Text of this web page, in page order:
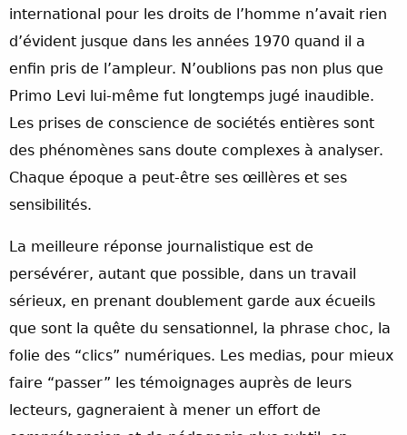
international pour les droits de l’homme n’avait rien
d’évident jusque dans les années 1970 quand il a
enfin pris de l’ampleur. N’oublions pas non plus que
Primo Levi lui-même fut longtemps jugé inaudible.
Les prises de conscience de sociétés entières sont
des phénomènes sans doute complexes à analyser.
Chaque époque a peut-être ses œillères et ses
sensibilités.
La meilleure réponse journalistique est de
persévérer, autant que possible, dans un travail
sérieux, en prenant doublement garde aux écueils
que sont la quête du sensationnel, la phrase choc, la
folie des “clics” numériques. Les medias, pour mieux
faire “passer” les témoignages auprès de leurs
lecteurs, gagneraient à mener un effort de